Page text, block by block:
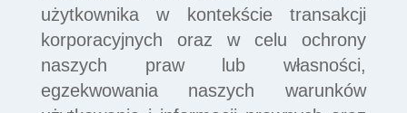
użytkownika w kontekście transakcji
korporacyjnych oraz w celu ochrony
naszych praw lub własności,
egzekwowania naszych warunków